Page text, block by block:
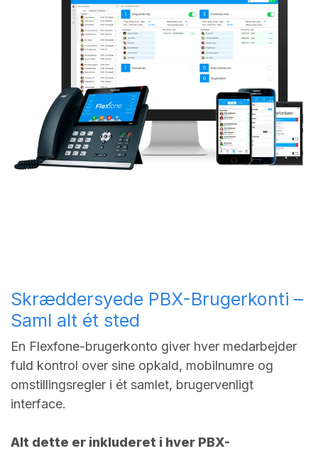
Skræddersyede PBX-Brugerkonti –
Saml alt ét sted
En Flexfone-brugerkonto giver hver medarbejder
fuld kontrol over sine opkald, mobilnumre og
omstillingsregler i ét samlet, brugervenligt
interface.
Alt dette er inkluderet i hver PBX-